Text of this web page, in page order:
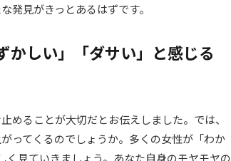
発見がきっとあるはずです。
かしい」「ダサい」と感じる
めることが大切だとお伝えしました。では、
ってくるのでしょうか。多くの女性が「わか
見ていきましょう。あなた自身のモヤモヤの